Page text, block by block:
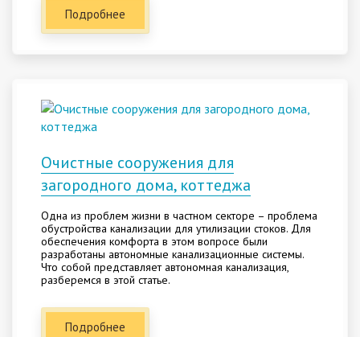
Подробнее
Очистные сооружения для
загородного дома, коттеджа
Одна из проблем жизни в частном секторе – проблема
обустройства канализации для утилизации стоков. Для
обеспечения комфорта в этом вопросе были
разработаны автономные канализационные системы.
Что собой представляет автономная канализация,
разберемся в этой статье.
Подробнее